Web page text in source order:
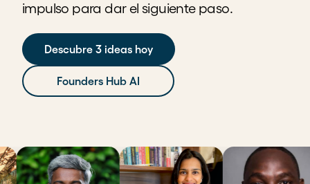
impulso para dar el siguiente paso.
Descubre 3 ideas hoy
Founders Hub AI